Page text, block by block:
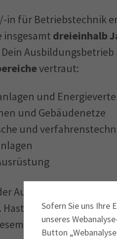
Sofern Sie uns Ihre
unseres
Button
in für Betriebstechnik
insgesamt dreieinhalb
Ausbildungsbetrieb
vertraut:
und
und Gebäudenetze
und
Ausbildungsbetrieb
Du besondere
Bereich aktiv sind.